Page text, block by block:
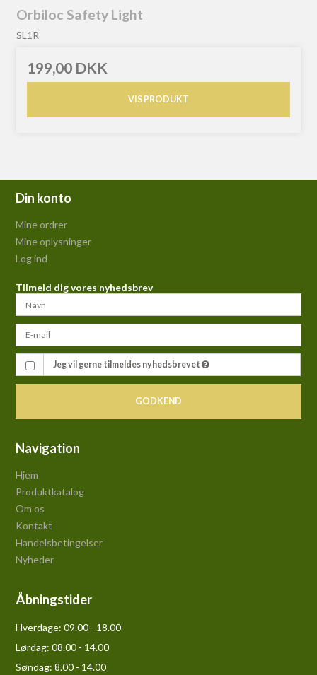
Orbiloc Safety Light
SL1R
199,00 DKK
VIS PRODUKT
Din konto
Mine ordrer
Mine oplysninger
Log ind
Tilmeld dig vores nyhedsbrev
Jeg vil gerne tilmeldes nyhedsbrevet
GODKEND
Navigation
Hjem
Produktkatalog
Om os
Kontakt
Handelsbetingelser
Nyheder
Åbningstider
Hverdage: 09.00 - 18.00
Lørdag: 08.00 - 14.00
Søndag: 8.00 - 14.00